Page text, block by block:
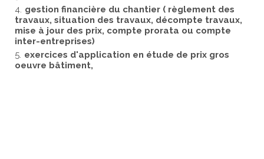
gestion financière du chantier ( règlement des
travaux, situation des travaux, décompte travaux,
mise à jour des prix, compte prorata ou compte
inter-entreprises)
exercices d'application en étude de prix gros
oeuvre bâtiment,